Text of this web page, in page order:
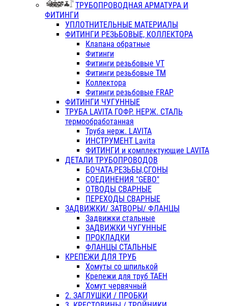
ТРУБОПРОВОДНАЯ АРМАТУРА И
ФИТИНГИ
УПЛОТНИТЕЛЬНЫЕ МАТЕРИАЛЫ
ФИТИНГИ РЕЗЬБОВЫЕ, КОЛЛЕКТОРА
Клапана обратные
Фитинги
Фитинги резьбовые VT
Фитинги резьбовые ТМ
Коллектора
Фитинги резьбовые FRAP
ФИТИНГИ ЧУГУННЫЕ
ТРУБА LAVITA ГОФР. НЕРЖ. СТАЛЬ
термообработанная
Труба нерж. LAVITA
ИНСТРУМЕНТ Lavita
ФИТИНГИ и комплектующие LAVITA
ДЕТАЛИ ТРУБОПРОВОДОВ
БОЧАТА,РЕЗЬБЫ,СГОНЫ
СОЕДИНЕНИЯ "GEBO"
ОТВОДЫ СВАРНЫЕ
ПЕРЕХОДЫ СВАРНЫЕ
ЗАДВИЖКИ/ ЗАТВОРЫ/ ФЛАНЦЫ
Задвижки стальные
ЗАДВИЖКИ ЧУГУННЫЕ
ПРОКЛАДКИ
ФЛАНЦЫ СТАЛЬНЫЕ
КРЕПЕЖИ ДЛЯ ТРУБ
Хомуты со шпилькой
Крепежи для труб ТАЕН
Хомут червячный
2. ЗАГЛУШКИ / ПРОБКИ